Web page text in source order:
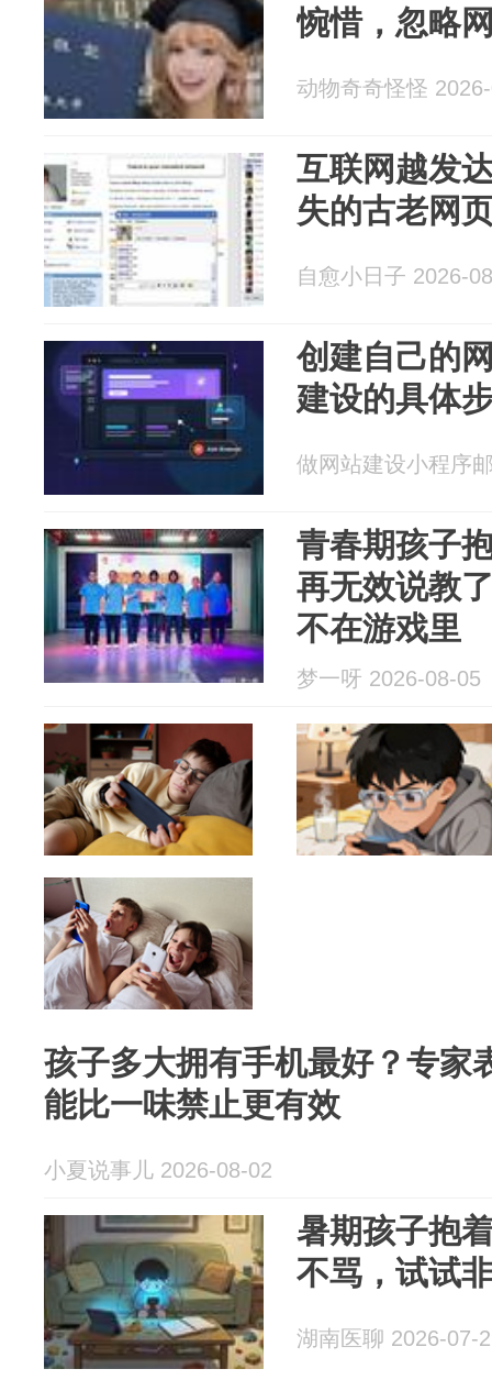
惋惜，忽略
动物奇奇怪怪
互联网越发
失的古老网
自愈小日子 2026-
创建自己的
建设的具体
做网站建设小程序
青春期孩子
再无效说教
不在游戏里
梦一呀 2026-08-05
孩子多大拥有手机最好？专家
能比一味禁止更有效
小夏说事儿 2026-08-02
暑期孩子抱
不骂，试试
湖南医聊 2026-07-